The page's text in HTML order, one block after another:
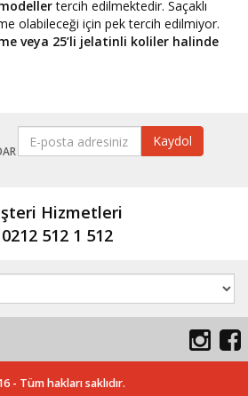
tercih edilmektedir. Saçaklı
olabileceği için pek tercih edilmiyor.
veya 25’li jelatinli koliler halinde
Hizmetleri
512 1 512
- Tüm hakları saklıdır.